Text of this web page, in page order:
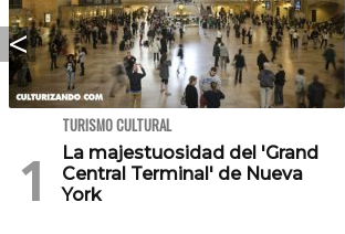
TURISMO CULTURAL
La majestuosidad del 'Grand
Central Terminal' de Nueva
York